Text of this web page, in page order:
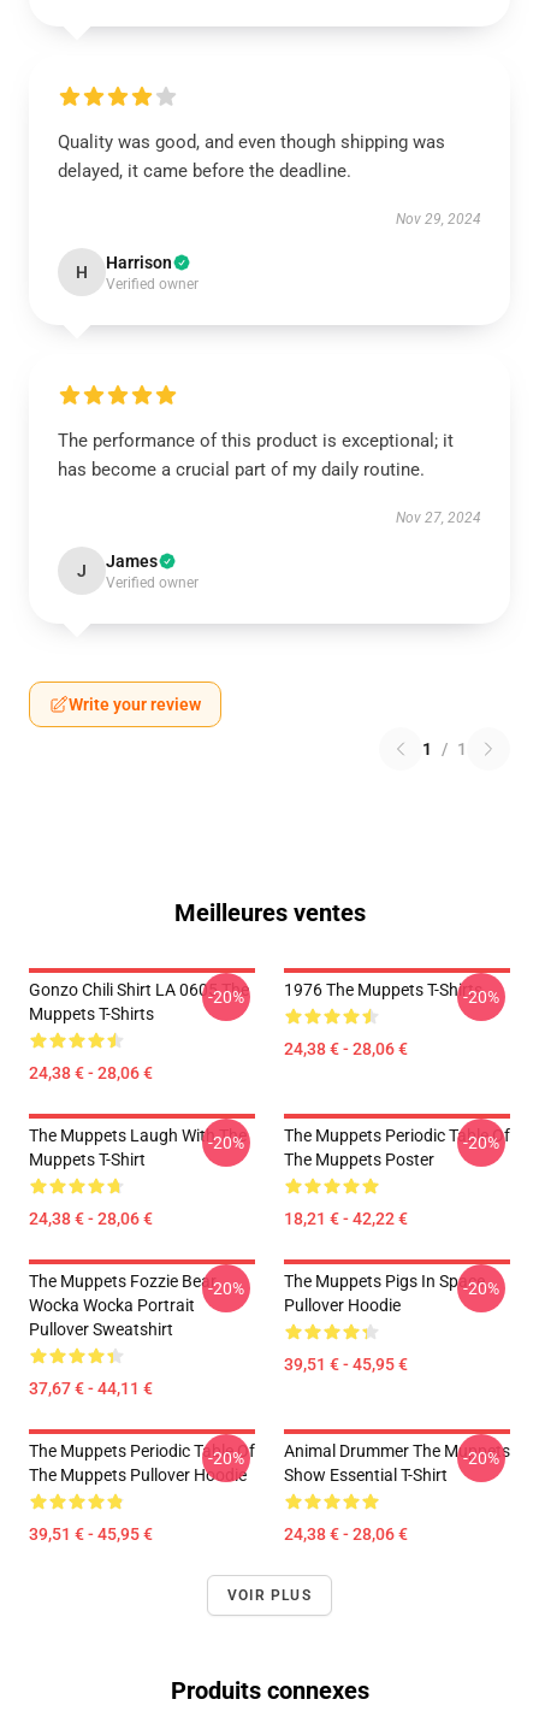
Quality was good, and even though shipping was
delayed, it came before the deadline.
Nov 29, 2024
H Harrison
Verified owner
The performance of this product is exceptional; it
has become a crucial part of my daily routine.
Nov 27, 2024
J James
Verified owner
Write your review
1 / 1
Meilleures ventes
Gonzo Chili Shirt LA 0605 The
Muppets T-Shirts
24,38 € - 28,06 €
-20% 1976 The Muppets T-Shirts
24,38 € - 28,06 €
-20%
The Muppets Laugh With The
Muppets T-Shirt
24,38 € - 28,06 €
-20%
The Muppets Periodic Table Of
The Muppets Poster
18,21 € - 42,22 €
-20%
The Muppets Fozzie Bear
Wocka Wocka Portrait
Pullover Sweatshirt
37,67 € - 44,11 €
-20%
The Muppets Pigs In Space
Pullover Hoodie
39,51 € - 45,95 €
-20%
The Muppets Periodic Table Of
The Muppets Pullover Hoodie
39,51 € - 45,95 €
-20%
Animal Drummer The Muppets
Show Essential T-Shirt
24,38 € - 28,06 €
-20%
VOIR PLUS
Produits connexes